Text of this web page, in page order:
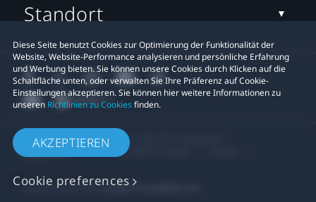
Diese Seite benutzt Cookies zur Optimierung der Funktionalität der
Website, Website-Performance analysieren und persönliche Erfahrung
und Werbung bieten. Sie können unsere Cookies durch Klicken auf die
Schaltfläche unten, oder verwalten Sie Ihre Präferenz auf Cookie-
Einstellungen akzeptieren. Sie können hier weitere Informationen zu
unseren Richtlinien zu Cookiesfinden.
AKZEPTIEREN
Cookie preferences
Standort
© 2011-2026 HTC Corporation
Rechtlicher Hinweis
Datenschutzkontakt: Global-Privacy@htc.com